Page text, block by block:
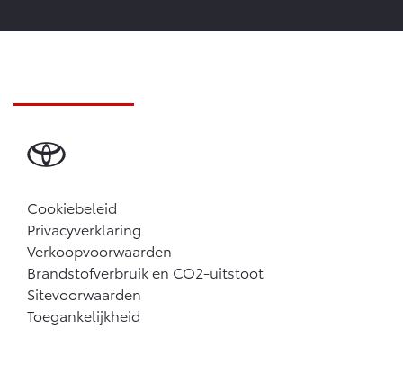
Cookiebeleid
Privacyverklaring
Verkoopvoorwaarden
Brandstofverbruik en CO2-uitstoot
Sitevoorwaarden
Toegankelijkheid